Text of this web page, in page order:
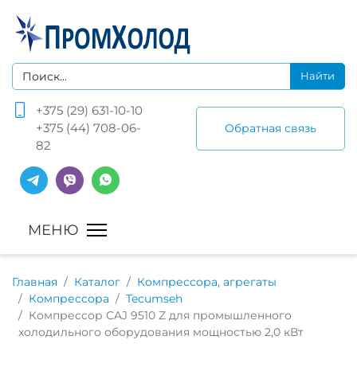
+375 (29) 631-10-10
+375 (44) 708-06-
82
Обратная связь
Главная Каталог
Компрессора, агрегаты
Компрессора
Tecumseh
Компрессор CAJ 9510 Z для промышленного
холодильного оборудования мощностью 2,0 кВт